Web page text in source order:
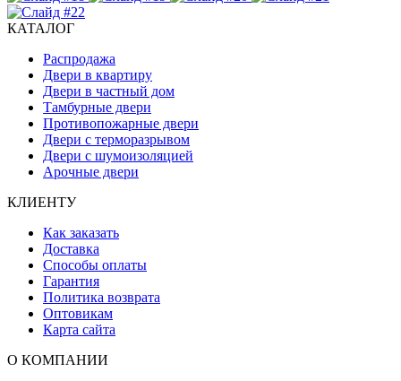
КАТАЛОГ
Распродажа
Двери в квартиру
Двери в частный дом
Тамбурные двери
Противопожарные двери
Двери с терморазрывом
Двери с шумоизоляцией
Арочные двери
КЛИЕНТУ
Как заказать
Доставка
Способы оплаты
Гарантия
Политика возврата
Оптовикам
Карта сайта
О КОМПАНИИ